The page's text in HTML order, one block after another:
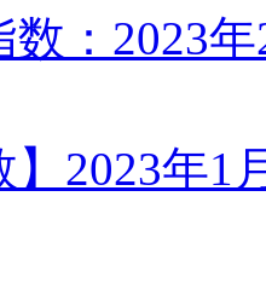
：2023
】2023年